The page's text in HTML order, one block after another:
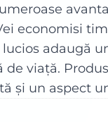
economisi
adaugă
viață.
și un aspect